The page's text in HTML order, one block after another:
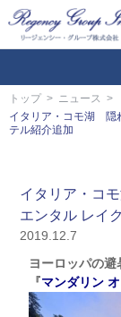
トップ
ニュース
イタリア・コモ湖 隠
テル紹介追加
イタリア・コ
エンタル レイ
2019.12.7
ヨーロッパの
『マンダリン